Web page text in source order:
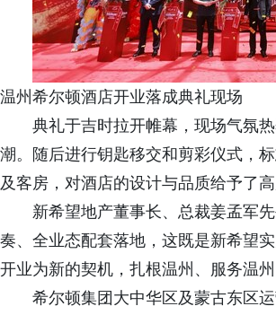
温州希尔顿酒店开业落成典礼现场
典礼于吉时拉开帷幕，现场气氛
潮。随后进行钥匙移交和剪彩仪式，
及客房，对酒店的设计与品质给予了高
新希望地产董事长、总裁姜孟军
奏、全业态配套落地，这既是新希望
开业为新的契机，扎根温州、服务温
希尔顿集团大中华区及蒙古东区